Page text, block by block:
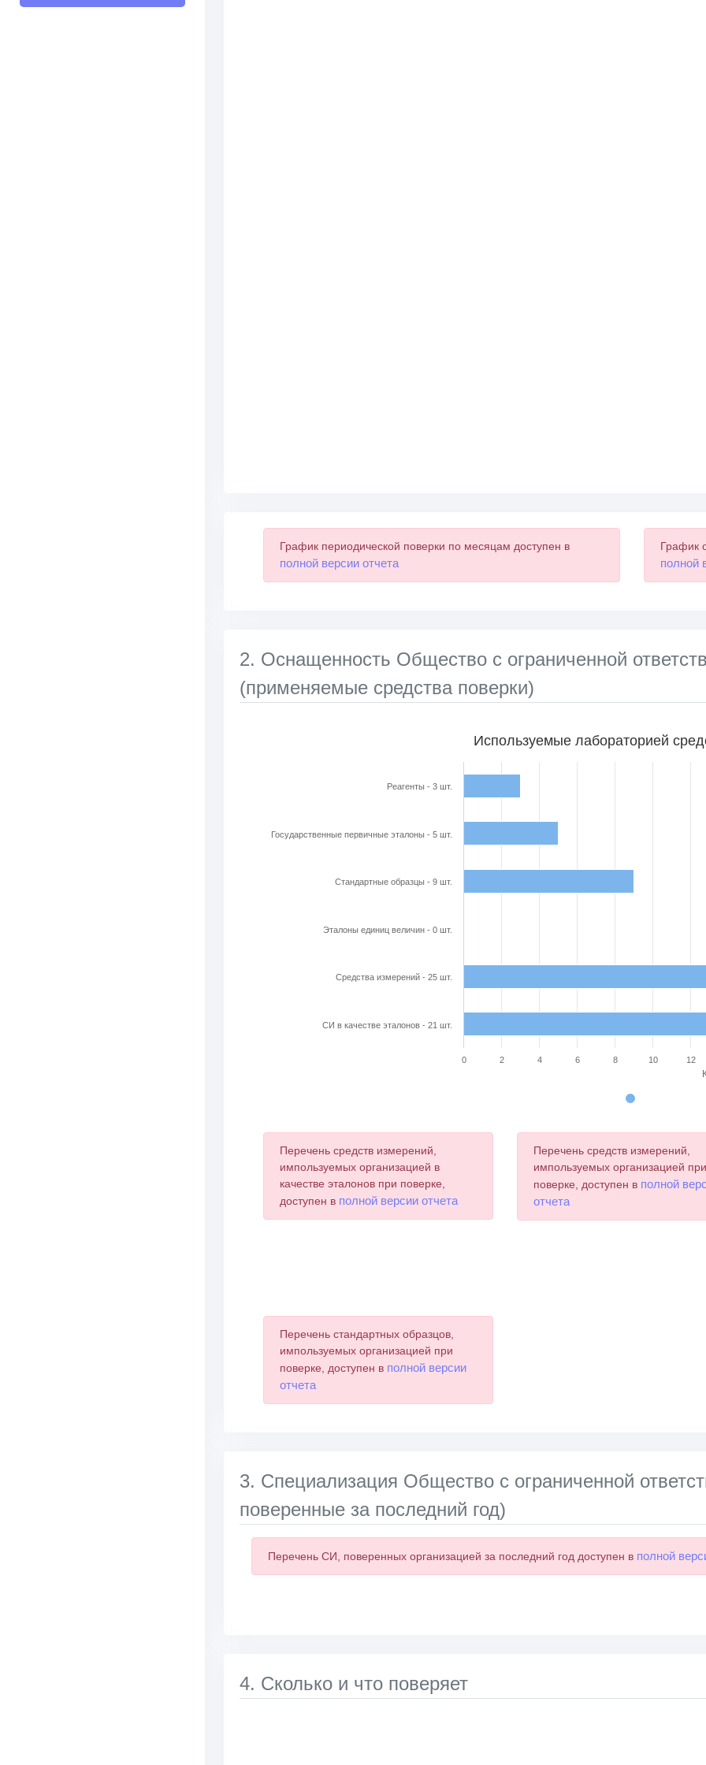
График периодической поверки по месяцам доступен в
полной версии отчета
График
полной
2. Оснащенность Общество с ограниченной
(применяемые средства поверки)
The chart has 1 X axis displaying categories.
Используемые лабораторией
Реагенты - 3 шт.
Государственные первичные эталоны - 5 шт.
Стандартные образцы - 9 шт.
Эталоны единиц величин - 0 шт.
Cредства измерений - 25 шт.
СИ в качестве эталонов - 21 шт.
0 2 4 6 8 10 12
Перечень средств измерений,
импользуемых организацией в
качестве эталонов при поверке,
доступен в полной версии отчета
Перечень средств измерений,
импользуемых организацией при
поверке, доступен в полной
отчета
Перечень стандартных образцов,
импользуемых организацией при
поверке, доступен в полной версии
отчета
3. Специализация Общество с ограниченной
поверенные за последний год)
Перечень СИ, поверенных организацией за последний год доступен в полной
4. Сколько и что поверяет